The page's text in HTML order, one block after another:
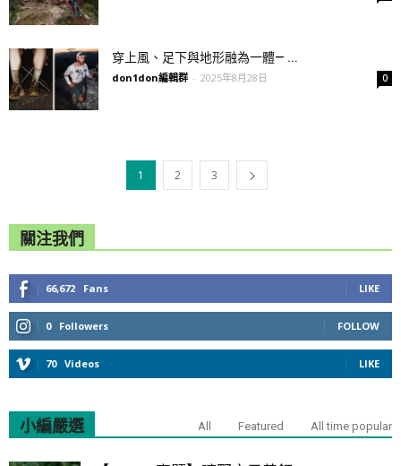
穿上風、足下與地形融為一體— ...
don1don編輯群 - 2025年8月28日 0
1 2 3
關注我們
66,672 Fans LIKE
0 Followers FOLLOW
70 Videos LIKE
小編嚴選 All Featured All time popular